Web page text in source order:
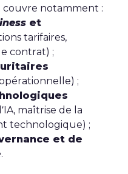
couvre notamment :
et
tarifaires,
contrat) ;
;
maîtrise de la
technologique) ;
et de
.